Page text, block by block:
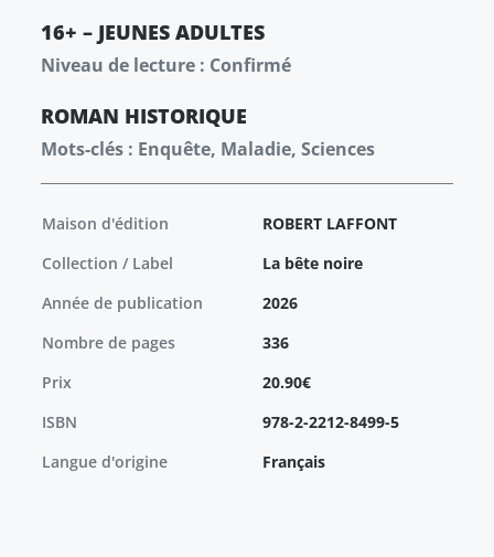
16+ – JEUNES ADULTES
Niveau de lecture : Confirmé
ROMAN HISTORIQUE
Mots-clés : Enquête, Maladie, Sciences
Maison d'édition
ROBERT LAFFONT
Collection / Label
La bête noire
Année de publication
2026
Nombre de pages
336
Prix
20.90€
ISBN
978-2-2212-8499-5
Langue d'origine
Français